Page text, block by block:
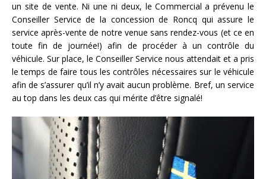
un site de vente. Ni une ni deux, le Commercial a prévenu le
Conseiller Service de la concession de Roncq qui assure le
service après-vente de notre venue sans rendez-vous (et ce en
toute fin de journée!) afin de procéder à un contrôle du
véhicule. Sur place, le Conseiller Service nous attendait et a pris
le temps de faire tous les contrôles nécessaires sur le véhicule
afin de s’assurer qu’il n’y avait aucun problème. Bref, un service
au top dans les deux cas qui mérite d’être signalé!